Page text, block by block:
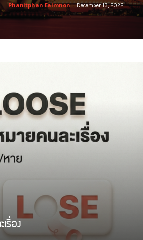
Phanitphan Eaimnon - December 13, 2022
รื่อง